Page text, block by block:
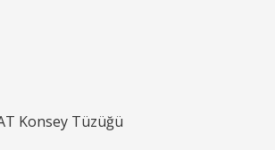
Konsey Tüzüğü